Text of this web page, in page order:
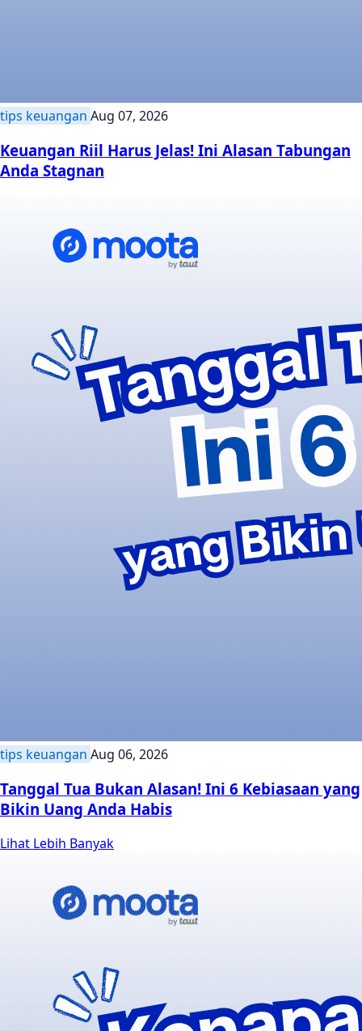
tips keuangan Aug 07, 2026
Keuangan Riil Harus Jelas! Ini Alasan Tabungan
Anda Stagnan
tips keuangan Aug 06, 2026
Tanggal Tua Bukan Alasan! Ini 6 Kebiasaan yang
Bikin Uang Anda Habis
Lihat Lebih Banyak